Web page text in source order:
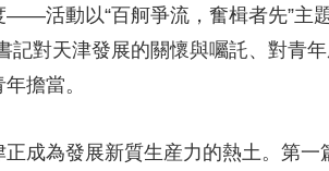
級工廠 智敬中國 全民健康 顏選攻
總台企業白名單
動以“百舸爭流，奮楫者先”主題
記對天津發展的關懷與囑託、對青
擔當。
為發展新質生産力的熱土。第一